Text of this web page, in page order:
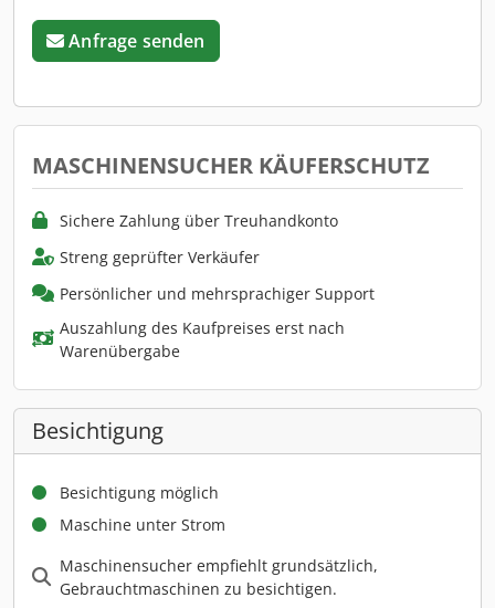
Anfrage senden
MASCHINENSUCHER KÄUFERSCHUTZ
Sichere Zahlung über Treuhandkonto
Streng geprüfter Verkäufer
Persönlicher und mehrsprachiger Support
Auszahlung des Kaufpreises erst nach
Warenübergabe
Besichtigung
Besichtigung möglich
Maschine unter Strom
Maschinensucher empfiehlt grundsätzlich,
Gebrauchtmaschinen zu besichtigen.